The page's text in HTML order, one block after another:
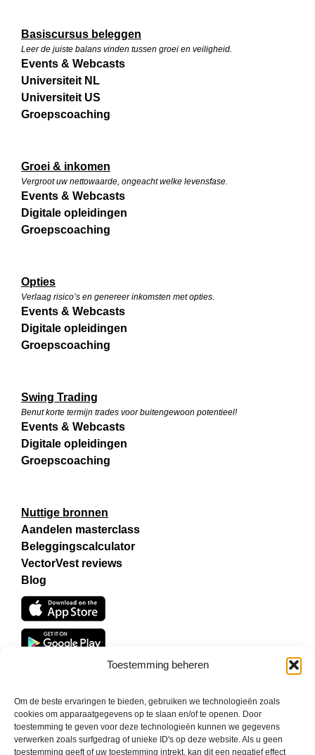
Toestemming beheren
Om de beste ervaringen te bieden, gebruiken we technologieën zoals
cookies om apparaatgegevens op te slaan en/of te openen. Door
toestemming te geven voor deze technologieën kunnen we gegevens
verwerken zoals surfgedrag of unieke ID's op deze website. Als u geen
toestemming geeft of uw toestemming intrekt, kan dit een negatief effect
Basiscursus beleggen
Leer de juiste balans vinden tussen groei en veiligheid.
Events & Webcasts
Universiteit NL
Universiteit US
Groepscoaching
Groei & inkomen
Vergroot uw nettowaarde, ongeacht welke levensfase.
Events & Webcasts
Digitale opleidingen
Groepscoaching
Opties
Verlaag risico’s en genereer inkomsten met opties.
Events & Webcasts
Digitale opleidingen
Groepscoaching
Swing Trading
Benut korte termijn trades voor buitengewoon potentieel!
Events & Webcasts
Digitale opleidingen
Groepscoaching
Nuttige bronnen
Aandelen masterclass
Beleggingscalculator
VectorVest reviews
Blog